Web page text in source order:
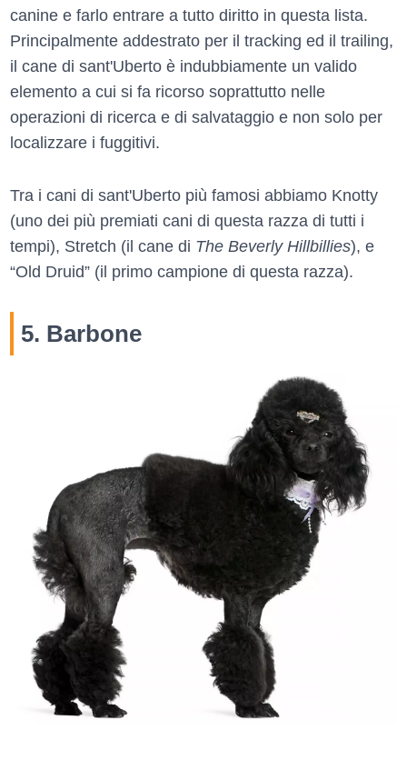
canine e farlo entrare a tutto diritto in questa lista.
Principalmente addestrato per il tracking ed il trailing,
il cane di sant'Uberto è indubbiamente un valido
elemento a cui si fa ricorso soprattutto nelle
operazioni di ricerca e di salvataggio e non solo per
localizzare i fuggitivi.
Tra i cani di sant'Uberto più famosi abbiamo Knotty
(uno dei più premiati cani di questa razza di tutti i
tempi), Stretch (il cane di The Beverly Hillbillies), e
“Old Druid” (il primo campione di questa razza).
5. Barbone